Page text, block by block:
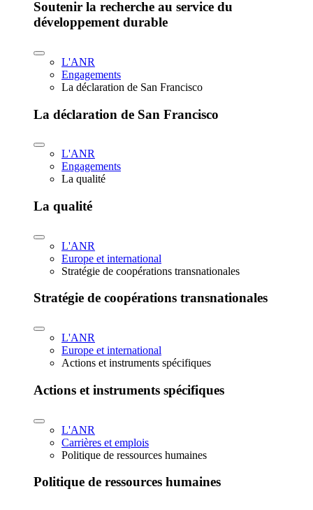
Soutenir la recherche au service du
développement durable
L'ANR
Engagements
La déclaration de San Francisco
La déclaration de San Francisco
L'ANR
Engagements
La qualité
La qualité
L'ANR
Europe et international
Stratégie de coopérations transnationales
Stratégie de coopérations transnationales
L'ANR
Europe et international
Actions et instruments spécifiques
Actions et instruments spécifiques
L'ANR
Carrières et emplois
Politique de ressources humaines
Politique de ressources humaines